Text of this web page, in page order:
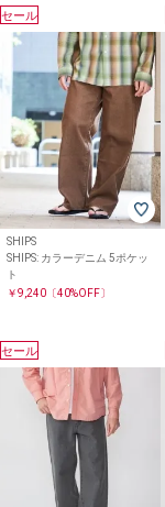
セール
SHIPS
SHIPS: カラーデニム 5ポケッ
ト
￥9,240 〔40%OFF〕
セール